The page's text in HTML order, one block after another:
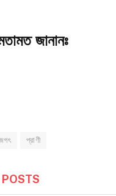
জানানঃ
প্রাণী
POSTS